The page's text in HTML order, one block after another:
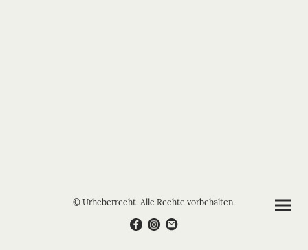
© Urheberrecht. Alle Rechte vorbehalten.